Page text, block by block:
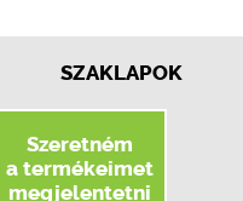
SZAKLAPOK
Szeretném
a termékeimet
megjelentetni